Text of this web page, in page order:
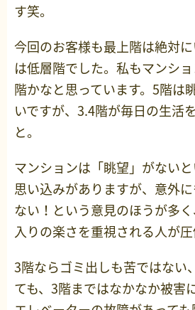
す笑。
今回のお客様も最上階は絶対
は低層階でした。私もマンシ
階かなと思っています。5階は
いですが、3.4階が毎日の生活
と。
マンションは「眺望」がない
思い込みがありますが、意外
ない！という意見のほうが多
入りの楽さを重視される人が圧
3階ならゴミ出しも苦ではない
ても、3階まではなかなか被害